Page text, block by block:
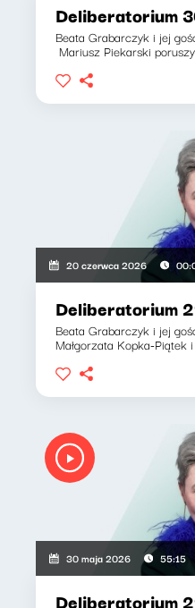
Deliberatorium
Beata Grabarczyk i jej
Mariusz Piekarski
20 czerwca 2026
Deliberatorium
Beata Grabarczyk i jej
Małgorzata Kopka-Piątek
30 maja 2026 55:15
Deliberatorium